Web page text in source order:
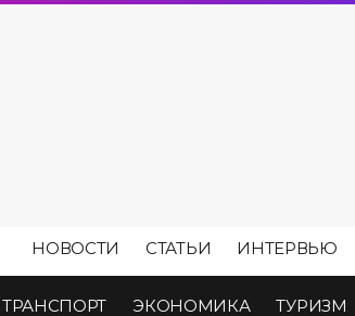
НОВОСТИ СТАТЬИ ИНТЕРВЬЮ
ТРАНСПОРТ ЭКОНОМИКА ТУРИЗМ